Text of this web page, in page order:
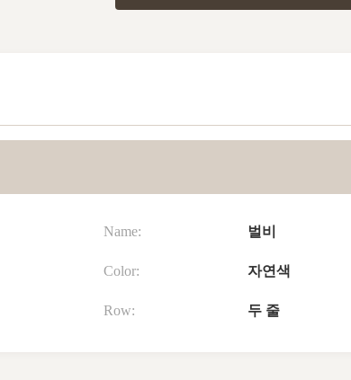
Name: 벌비
Color: 자연색
Row: 두 줄